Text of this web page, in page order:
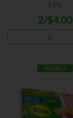
8 PK
2/$4.00
REGALO